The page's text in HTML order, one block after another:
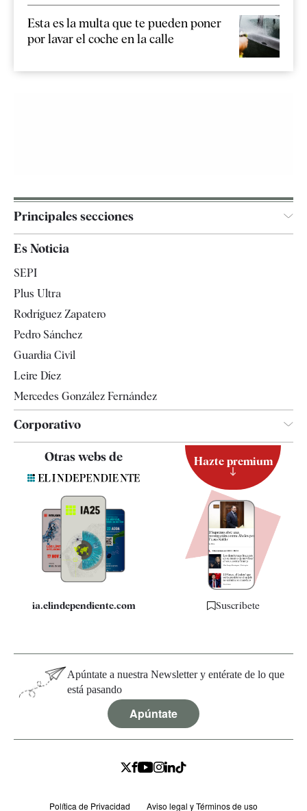
Esta es la multa que te pueden poner
por lavar el coche en la calle
Principales secciones
Televisión
Es Noticia
SEPI
Plus Ultra
Rodríguez Zapatero
Pedro Sánchez
Guardia Civil
Leire Díez
Mercedes González Fernández
Corporativo
Quiénes somos
Especificaciones
Otras webs de
ia.elindependiente.com
Hazte premium
Suscríbete
Apúntate a nuestra Newsletter y entérate de lo que
está pasando
Apúntate
Política de Privacidad Aviso legal y Términos de uso